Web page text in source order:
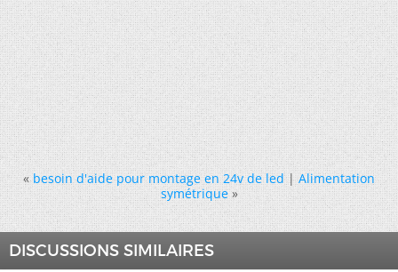
« besoin d'aide pour montage en 24v de led|Alimentation
symétrique »
DISCUSSIONS SIMILAIRES